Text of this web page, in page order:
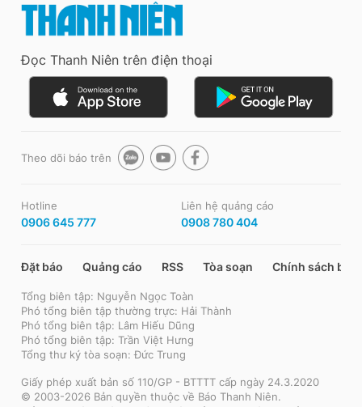
Đọc Thanh Niên trên điện thoại
Theo dõi báo trên
Hotline
0906 645 777
Liên hệ quảng cáo
0908 780 404
Đặt báo Quảng cáo RSS Tòa soạn Chính sách bảo
Tổng biên tập: Nguyễn Ngọc Toàn
Phó tổng biên tập thường trực: Hải Thành
Phó tổng biên tập: Lâm Hiếu Dũng
Phó tổng biên tập: Trần Việt Hưng
Tổng thư ký tòa soạn: Đức Trung
Giấy phép xuất bản số 110/GP - BTTTT cấp ngày 24.3.2020
© 2003-2026 Bản quyền thuộc về Báo Thanh Niên.